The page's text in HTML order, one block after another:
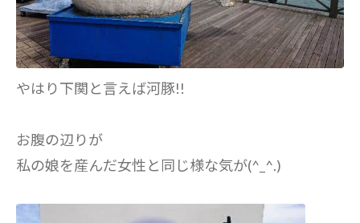
やはり下関と言えば河豚!!
お腹の辺りが
私の娘を産んだ女性と同じ様な気が(^_^.)